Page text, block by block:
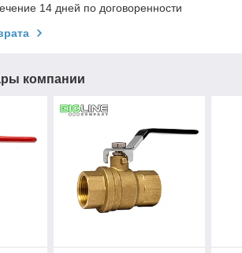
14 дней по договоренности
компании